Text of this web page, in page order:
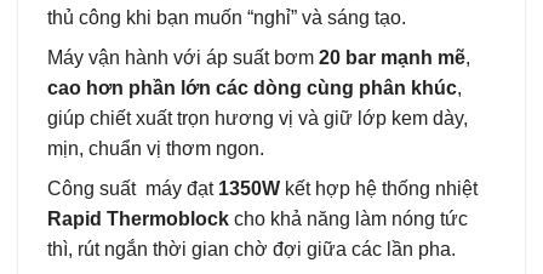
thủ công khi bạn muốn “nghỉ” và sáng tạo.
Máy vận hành với áp suất bơm 20 bar mạnh mẽ,
cao hơn phần lớn các dòng cùng phân khúc,
giúp chiết xuất trọn hương vị và giữ lớp kem dày,
mịn, chuẩn vị thơm ngon.
Công suất máy đạt 1350W kết hợp hệ thống nhiệt
Rapid Thermoblock cho khả năng làm nóng tức
thì, rút ngắn thời gian chờ đợi giữa các lần pha.